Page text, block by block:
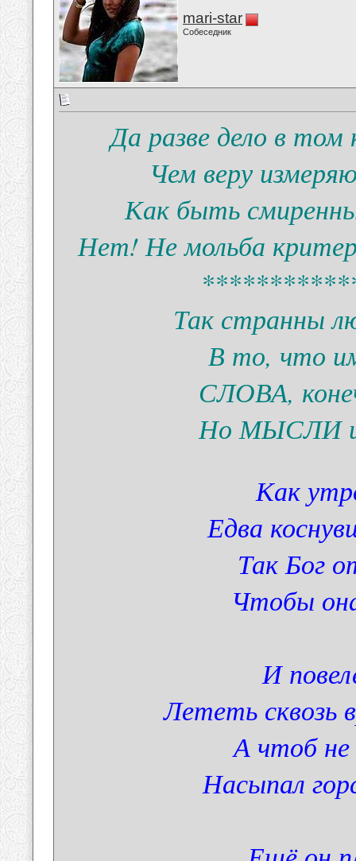
mari-star
Собеседник
Да разве дело в
Чем веру
Как быть
Нет! Не мольба
Так странны
В то, что
СЛОВА,
Но МЫСЛИ
Как
Едва
Так Бог
Чтобы
И
Лететь сквозь
А чтоб не
Насыпал